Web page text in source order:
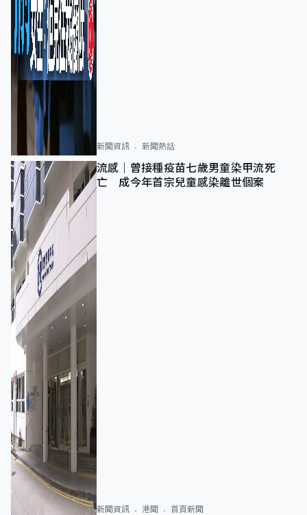
新聞資訊 新聞熱話
流感｜曾接種疫苗七歲男童染甲流死
亡 成今年首宗兒童感染離世個案
新聞資訊 港聞 首頁新聞